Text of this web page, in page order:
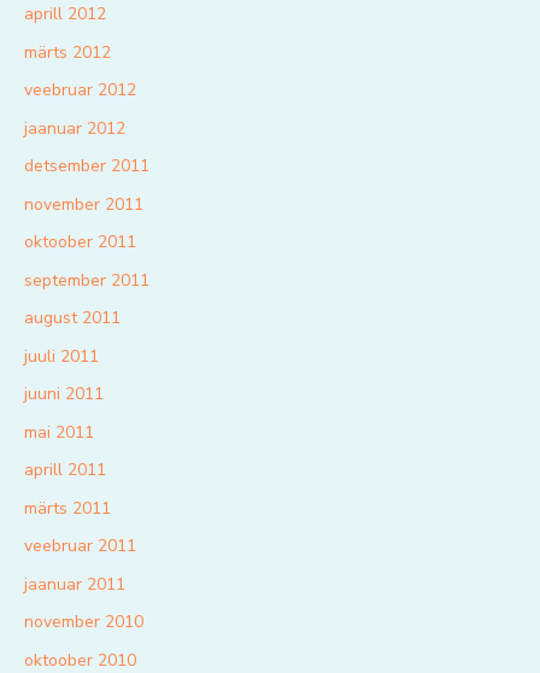
aprill 2012
märts 2012
veebruar 2012
jaanuar 2012
detsember 2011
november 2011
oktoober 2011
september 2011
august 2011
juuli 2011
juuni 2011
mai 2011
aprill 2011
märts 2011
veebruar 2011
jaanuar 2011
november 2010
oktoober 2010